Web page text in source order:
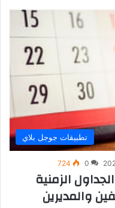
تطبيقات جوجل بلاي
0
724
الزمنية
والمديرين